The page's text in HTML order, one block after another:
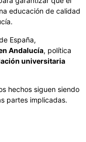
educación de calidad
España,
Andalucía, política
universitaria
hechos siguen siendo
partes implicadas.